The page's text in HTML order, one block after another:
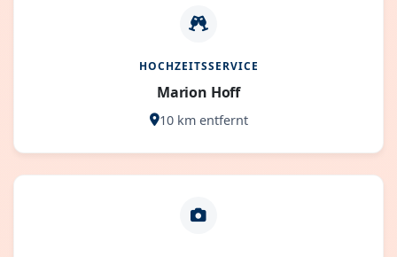
HOCHZEITSSERVICE
Marion Hoff
10 km entfernt